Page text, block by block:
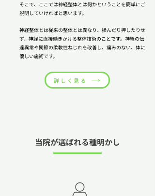
そこで、ここでは神経整体とは何かということを簡単にご
説明していければと思います。
神経整体とは従来の整体とは異なり、揉んだり押したりせ
ず、神経に直接働きかける整体技術のことです。神経の伝
達異常や関節の柔軟性ねじれを改善し、痛みのない、体に
優しい施術です。
詳しく見る
当院が選ばれる種明かし